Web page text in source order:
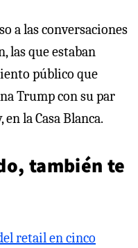
a las conversaciones
las que estaban
público que
Trump con su par
la Casa Blanca.
también te
retail en cinco